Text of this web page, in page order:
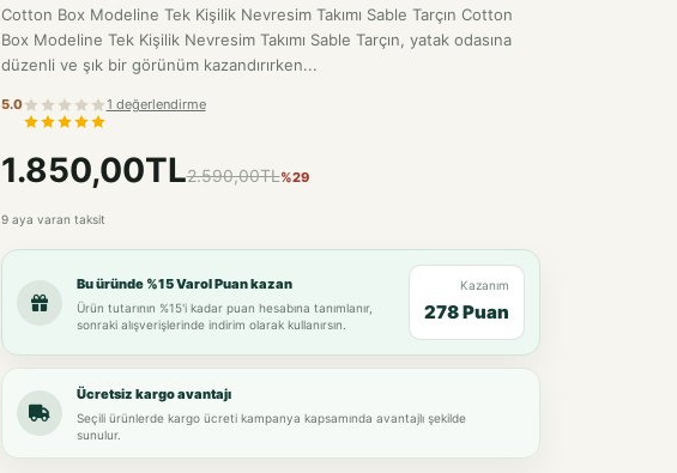
Cotton Box Modeline Tek Kişilik Nevresim Takımı Sable Tarçın Cotton
Box Modeline Tek Kişilik Nevresim Takımı Sable Tarçın, yatak odasına
düzenli ve şık bir görünüm kazandırırken...
5.0 1 değerlendirme
1.850,00TL2.590,00TL%29
9 aya varan taksit
Bu üründe %15 Varol Puan kazan
Ürün tutarının %15'i kadar puan hesabına tanımlanır,
sonraki alışverişlerinde indirim olarak kullanırsın.
Kazanım
278 Puan
Ücretsiz kargo avantajı
Seçili ürünlerde kargo ücreti kampanya kapsamında avantajlı şekilde
sunulur.